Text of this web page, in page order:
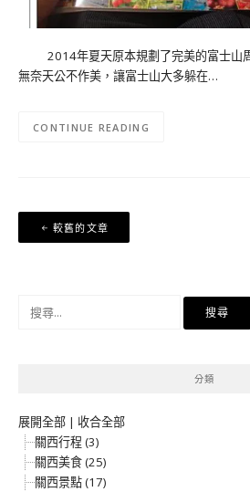
2014年夏天原本規劃了完美的富士山周
無奈天公不作美，讓富士山大多躲在…
CONTINUE READING
章
覽
較舊的文章
分類
展開全部 | 收合全部
關西行程 (3)
關西美食 (25)
關西景點 (17)